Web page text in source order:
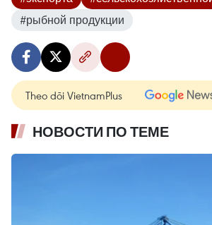
#рыбной продукции
Theo dõi VietnamPlus
НОВОСТИ ПО ТЕМЕ